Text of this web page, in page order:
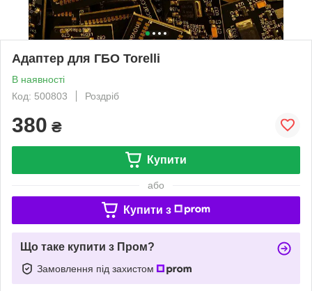
Адаптер для ГБО Torelli
В наявності
Код: 500803
Роздріб
380 ₴
Купити
або
Купити з
Що таке купити з Пром?
Замовлення під захистом